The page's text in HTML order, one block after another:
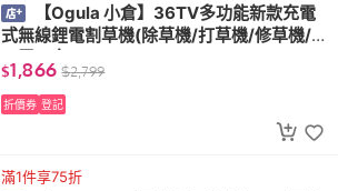
【Ogula 小倉】36TV多功能新款充電
式無線鋰電割草機(除草機/打草機/修草機/
$1,866 $2,799
折價券 登記
滿1件享75折